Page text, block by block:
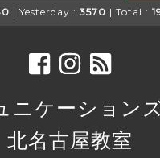
| Yesterday : 3570 | Total :
ニケーション
北名古屋教室